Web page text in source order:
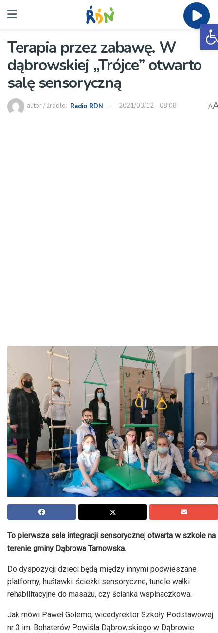
Terapia przez zabawę. W
dąbrowskiej „Trójce” otwarto
salę sensoryczną
autor / źródło: Radio RDN 2021/03/12 - 08:08 A
To pierwsza sala integracji sensorycznej otwarta w szkole na
terenie gminy Dąbrowa Tarnowska.
Do dyspozycji dzieci będą między innymi podwieszane
platformy, huśtawki, ścieżki sensoryczne, tunele wałki
rehabilitacyjne do masażu, czy ścianka wspinaczkowa.
Jak mówi Paweł Golemo, wicedyrektor Szkoły Podstawowej
nr 3 im. Bohaterów Powiśla Dąbrowskiego w Dąbrowie